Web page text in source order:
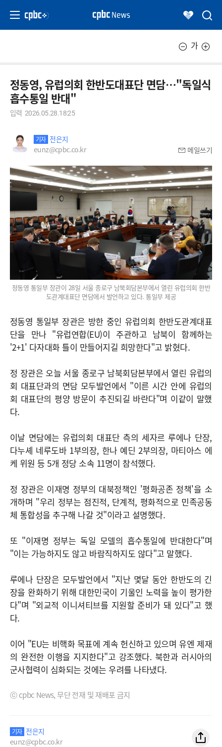
가
정동영, 유럽의회 한반도대표단 면담…"독일식
흡수통일 반대"
입력 2026.05.28.18:25
기자 전은지
eunz@cpbc.co.kr
메일쓰기
정동영 통일부 장관이 28일 서울 종로구 남북회담본부에서 열린 유럽의회 한반
도관계대표단 면담에서 발언하고 있다. 통일부 제공
정동영 통일부 장관은 방한 중인 유럽의회 한반도관계대표
단을 만나 "유럽연합(EU)이 주관하고 남북이 함께하는
'2+1' 다자대화 틀이 만들어지길 희망한다"고 밝혔다.
정 장관은 오늘 서울 종로구 남북회담본부에서 열린 유럽의
회 대표단과의 면담 모두발언에서 "이른 시간 안에 유럽의
회 대표단의 평양 방문이 추진되길 바란다"며 이같이 말했
다.
이날 면담에는 유럽의회 대표단 측의 세자르 루에나 단장,
다누셰 네루도바 1부의장, 한나 예딘 2부의장, 마티아스 에
케 위원 등 5개 정당 소속 11명이 참석했다.
정 장관은 이재명 정부의 대북정책인 '평화공존 정책'을 소
개하며 "우리 정부는 점진적, 단계적, 평화적으로 민족공동
체 통합성을 추구해 나갈 것"이라고 설명했다.
또 "이재명 정부는 독일 모델의 흡수통일에 반대한다"며
"이는 가능하지도 않고 바람직하지도 않다"고 말했다.
루에나 단장은 모두발언에서 "지난 몇달 동안 한반도의 긴
장을 완화하기 위해 대한민국이 기울인 노력을 높이 평가한
다"며 "외교적 이니셔티브를 지원할 준비가 돼 있다"고 했
다.
이어 "EU는 비핵화 목표에 계속 헌신하고 있으며 유엔 제재
의 완전한 이행을 지지한다"고 강조했다. 북한과 러시아의
군사협력이 심화되는 것에는 우려를 나타냈다.
ⓒ cpbc News, 무단 전재 및 재배포 금지
기자 전은지
eunz@cpbc.co.kr